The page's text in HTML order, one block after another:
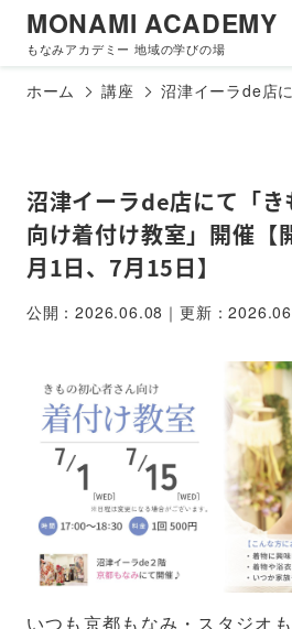
MONAMI ACADEMY
もなみアカデミー 地域の学びの場
ホーム 講座 沼津イーラde店
沼津イーラde店にて「き
向け着付け教室」開催【
月1日、7月15日】
公開：2026.06.08｜更新：
いつも京都もなみ・スタジオ